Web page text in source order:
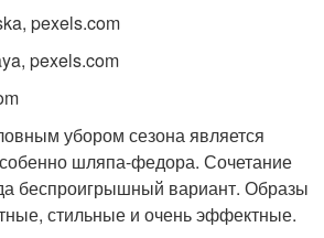
pexels.com
pexels.com
убором сезона является
шляпа-федора. Сочетание
беспроигрышный вариант. Образы
стильные и очень эффектные.